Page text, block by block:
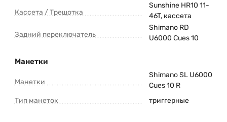
Кассета / Трещотка
Sunshine HR10 11-
46T, кассета
Задний переключатель
Shimano RD
U6000 Cues 10
Манетки
Манетки
Shimano SL U6000
Cues 10 R
Тип манеток
триггерные